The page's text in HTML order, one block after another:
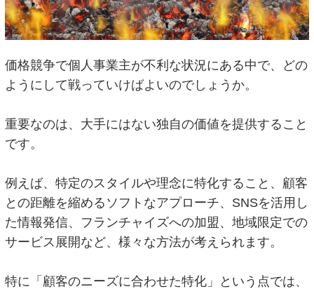
価格競争で個人事業主が不利な状況にある中で、どの
ようにして戦っていけばよいのでしょうか。
重要なのは、大手にはない独自の価値を提供すること
です。
例えば、特定のスタイルや理念に特化すること、顧客
との距離を縮めるソフトなアプローチ、SNSを活用し
た情報発信、フランチャイズへの加盟、地域限定での
サービス展開など、様々な方法が考えられます。
特に「顧客のニーズに合わせた特化」という点では、